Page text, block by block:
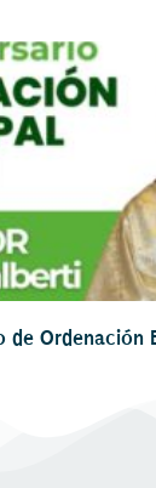
de Ordenación